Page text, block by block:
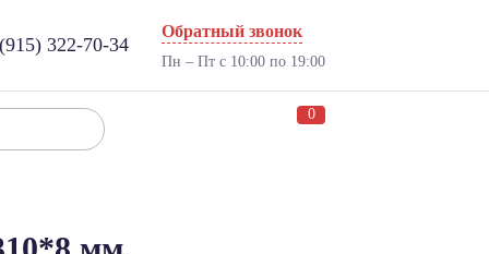
322-70-34
Обратный звонок
Пн – Пт с 10:00 по 19:00
0